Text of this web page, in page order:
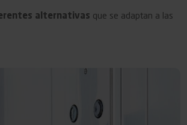
alternativas que se adaptan a las